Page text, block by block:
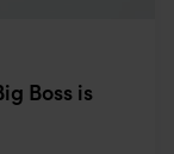
Boss is